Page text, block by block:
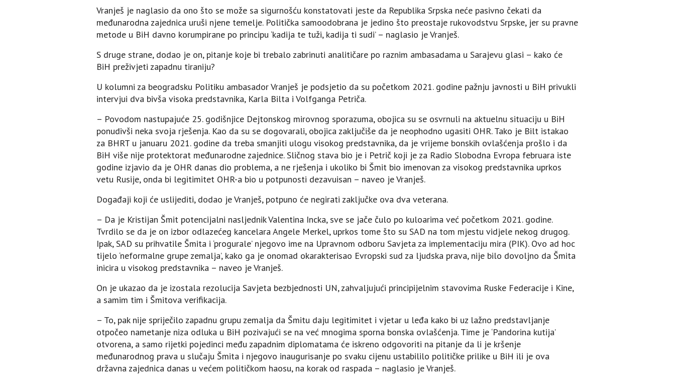
Vranješ je naglasio da ono što se može sa sigurnošću konstatovati jeste da Republika Srpska neće pasivno čekati da
međunarodna zajednica uruši njene temelje. Politička samoodobrana je jedino što preostaje rukovodstvu Srpske, jer su pravne
metode u BiH davno korumpirane po principu ‘kadija te tuži, kadija ti sudi’ – naglasio je Vranješ.
S druge strane, dodao je on, pitanje koje bi trebalo zabrinuti analitičare po raznim ambasadama u Sarajevu glasi – kako će
BiH preživjeti zapadnu tiraniju?
U kolumni za beogradsku Politiku ambasador Vranješ je podsjetio da su početkom 2021. godine pažnju javnosti u BiH privukli
intervjui dva bivša visoka predstavnika, Karla Bilta i Volfganga Petriča.
– Povodom nastupajuće 25. godišnjice Dejtonskog mirovnog sporazuma, obojica su se osvrnuli na aktuelnu situaciju u BiH
ponudivši neka svoja rješenja. Kao da su se dogovarali, obojica zaključiše da je neophodno ugasiti OHR. Tako je Bilt istakao
za BHRT u januaru 2021. godine da treba smanjiti ulogu visokog predstavnika, da je vrijeme bonskih ovlašćenja prošlo i da
BiH više nije protektorat međunarodne zajednice. Sličnog stava bio je i Petrič koji je za Radio Slobodna Evropa februara iste
godine izjavio da je OHR danas dio problema, a ne rješenja i ukoliko bi Šmit bio imenovan za visokog predstavnika uprkos
vetu Rusije, onda bi legitimitet OHR-a bio u potpunosti dezavuisan – naveo je Vranješ.
Događaji koji će uslijediti, dodao je Vranješ, potpuno će negirati zaključke ova dva veterana.
– Da je Kristijan Šmit potencijalni nasljednik Valentina Incka, sve se jače čulo po kuloarima već početkom 2021. godine.
Tvrdilo se da je on izbor odlazećeg kancelara Angele Merkel, uprkos tome što su SAD na tom mjestu vidjele nekog drugog.
Ipak, SAD su prihvatile Šmita i ‘progurale’ njegovo ime na Upravnom odboru Savjeta za implementaciju mira (PIK). Ovo ad hoc
tijelo ‘neformalne grupe zemalja’, kako ga je onomad okarakterisao Evropski sud za ljudska prava, nije bilo dovoljno da Šmita
inicira u visokog predstavnika – naveo je Vranješ.
On je ukazao da je izostala rezolucija Savjeta bezbjednosti UN, zahvaljujući principijelnim stavovima Ruske Federacije i Kine,
a samim tim i Šmitova verifikacija.
– To, pak nije spriječilo zapadnu grupu zemalja da Šmitu daju legitimitet i vjetar u leđa kako bi uz lažno predstavljanje
otpočeo nametanje niza odluka u BiH pozivajući se na već mnogima sporna bonska ovlašćenja. Time je ‘Pandorina kutija’
otvorena, a samo rijetki pojedinci među zapadnim diplomatama će iskreno odgovoriti na pitanje da li je kršenje
međunarodnog prava u slučaju Šmita i njegovo inaugurisanje po svaku cijenu ustabililo političke prilike u BiH ili je ova
državna zajednica danas u većem političkom haosu, na korak od raspada – naglasio je Vranješ.